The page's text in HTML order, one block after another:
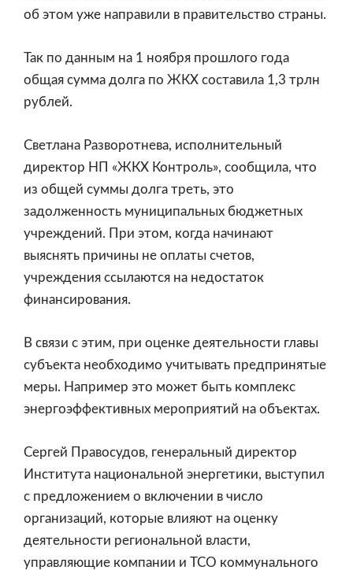
об этом уже направили в правительство страны.
Так по данным на 1 ноября прошлого года
общая сумма долга по ЖКХ составила 1,3 трлн
рублей.
Светлана Разворотнева, исполнительный
директор НП «ЖКХ Контроль», сообщила, что
из общей суммы долга треть, это
задолженность муниципальных бюджетных
учреждений. При этом, когда начинают
выяснять причины не оплаты счетов,
учреждения ссылаются на недостаток
финансирования.
В связи с этим, при оценке деятельности главы
субъекта необходимо учитывать предпринятые
меры. Например это может быть комплекс
энергоэффективных мероприятий на объектах.
Сергей Правосудов, генеральный директор
Института национальной энергетики, выступил
с предложением о включении в число
организаций, которые влияют на оценку
деятельности региональной власти,
управляющие компании и ТСО коммунального